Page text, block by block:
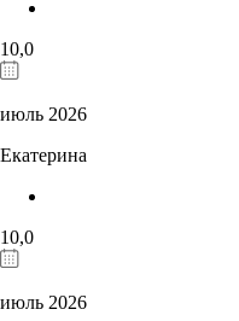
10,0
июль 2026
Екатерина
10,0
июль 2026